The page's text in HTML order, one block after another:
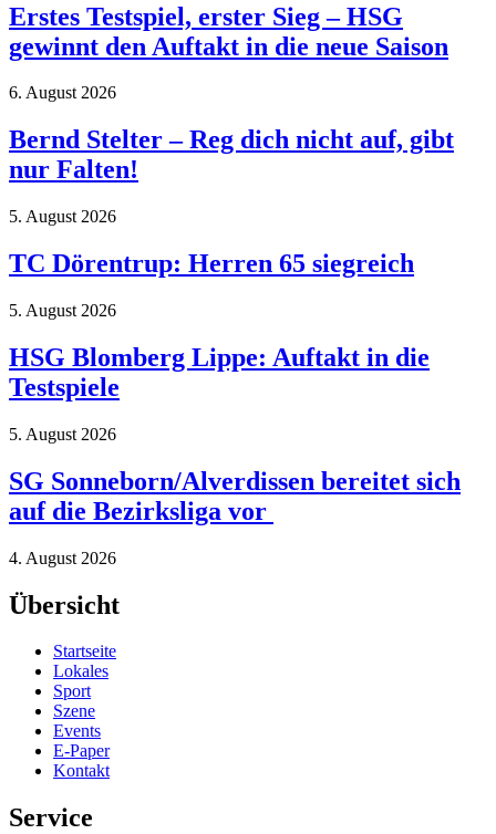
Erstes Testspiel, erster Sieg – HSG
gewinnt den Auftakt in die neue Saison
6. August 2026
Bernd Stelter – Reg dich nicht auf, gibt
nur Falten!
5. August 2026
TC Dörentrup: Herren 65 siegreich
5. August 2026
HSG Blomberg Lippe: Auftakt in die
Testspiele
5. August 2026
SG Sonneborn/Alverdissen bereitet sich
auf die Bezirksliga vor
4. August 2026
Übersicht
Startseite
Lokales
Sport
Szene
Events
E-Paper
Kontakt
Service